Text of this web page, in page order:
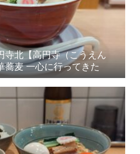
寺北【高円寺（こうえん
蕎麦 一心に行ってきた